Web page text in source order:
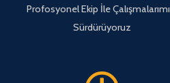
Profosyonel Ekip İle
Sürdürüyoruz